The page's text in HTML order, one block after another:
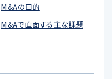
M&Aの目的
M&Aで直面する主な課題